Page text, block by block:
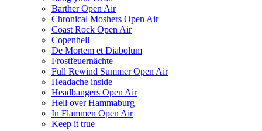
Barther Open Air
Chronical Moshers Open Air
Coast Rock Open Air
Copenhell
De Mortem et Diabolum
Frostfeuernächte
Full Rewind Summer Open Air
Headache inside
Headbangers Open Air
Hell over Hammaburg
In Flammen Open Air
Keep it true